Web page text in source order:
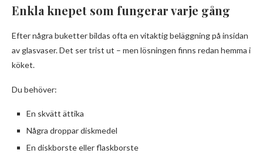
Enkla knepet som fungerar varje gång
Efter några buketter bildas ofta en vitaktig beläggning på insidan
av glasvaser. Det ser trist ut – men lösningen finns redan hemma i
köket.
Du behöver:
En skvätt ättika
Några droppar diskmedel
En diskborste eller flaskborste